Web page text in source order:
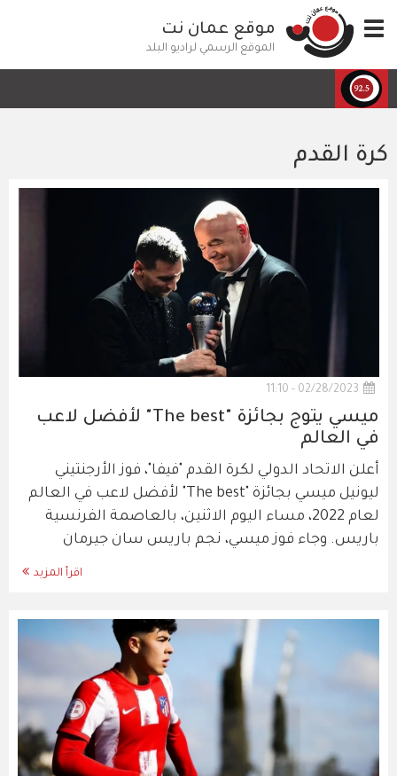
إلى
المحتوى
الرئيسي
Toggle
navigation
موقع عمان نت
الموقع الرسمي لراديو البلد
كرة القدم
02/28/2023 - 11:10
ميسي يتوج بجائزة "The best" لأفضل لاعب
في العالم
أعلن الاتحاد الدولي لكرة القدم "فيفا"، فوز الأرجنتيني
ليونيل ميسي بجائزة "The best" لأفضل لاعب في العالم
لعام 2022، مساء اليوم الاثنين، بالعاصمة الفرنسية
باريس. وجاء فوز ميسي، نجم باريس سان جيرمان
اقرأ المزيد